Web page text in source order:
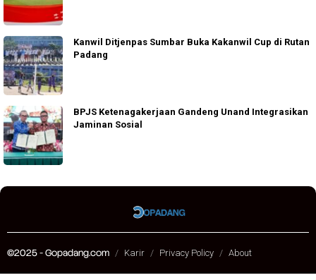
Kanwil Ditjenpas Sumbar Buka Kakanwil Cup di Rutan
Padang
BPJS Ketenagakerjaan Gandeng Unand Integrasikan
Jaminan Sosial
©2025 - Gopadang.com Karir Privacy Policy About